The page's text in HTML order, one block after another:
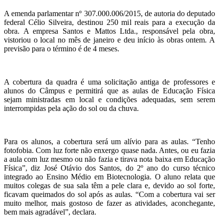
A emenda parlamentar nº 307.000.006/2015, de autoria do deputado
federal Célio Silveira, destinou 250 mil reais para a execução da
obra. A empresa Santos e Mattos Ltda., responsável pela obra,
vistoriou o local no mês de janeiro e deu início às obras ontem. A
previsão para o término é de 4 meses.
A cobertura da quadra é uma solicitação antiga de professores e
alunos do Câmpus e permitirá que as aulas de Educação Física
sejam ministradas em local e condições adequadas, sem serem
interrompidas pela ação do sol ou da chuva.
Para os alunos, a cobertura será um alívio para as aulas. “Tenho
fotofobia. Com luz forte não enxergo quase nada. Antes, ou eu fazia
a aula com luz mesmo ou não fazia e tirava nota baixa em Educação
Física”, diz José Otávio dos Santos, do 2º ano do curso técnico
integrado ao Ensino Médio em Biotecnologia. O aluno relata que
muitos colegas de sua sala têm a pele clara e, devido ao sol forte,
ficavam queimados do sol após as aulas. “Com a cobertura vai ser
muito melhor, mais gostoso de fazer as atividades, aconchegante,
bem mais agradável”, declara.